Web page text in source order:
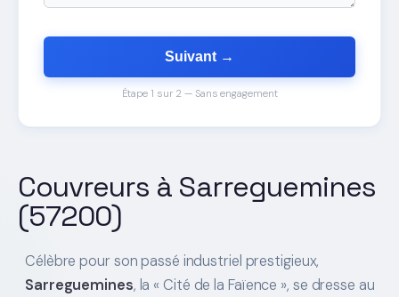
Couvreurs à Sarreguemines
(57200)
Célèbre pour son passé industriel prestigieux,
Sarreguemines, la « Cité de la Faïence », se dresse au
Suivant →
Étape 1 sur 2 — Sans engagement